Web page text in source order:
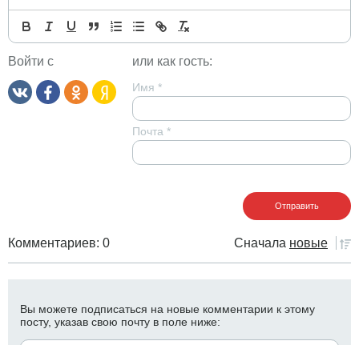
Войти с или как гость:
Имя *
Почта *
Комментариев: 0 Сначала новые
Вы можете подписаться на новые комментарии к этому
посту, указав свою почту в поле ниже: